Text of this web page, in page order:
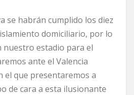
se habrán cumplido los diez
domiciliario, por lo
nuestro estadio para el
ante el Valencia
el que presentaremos a
de cara a esta ilusionante